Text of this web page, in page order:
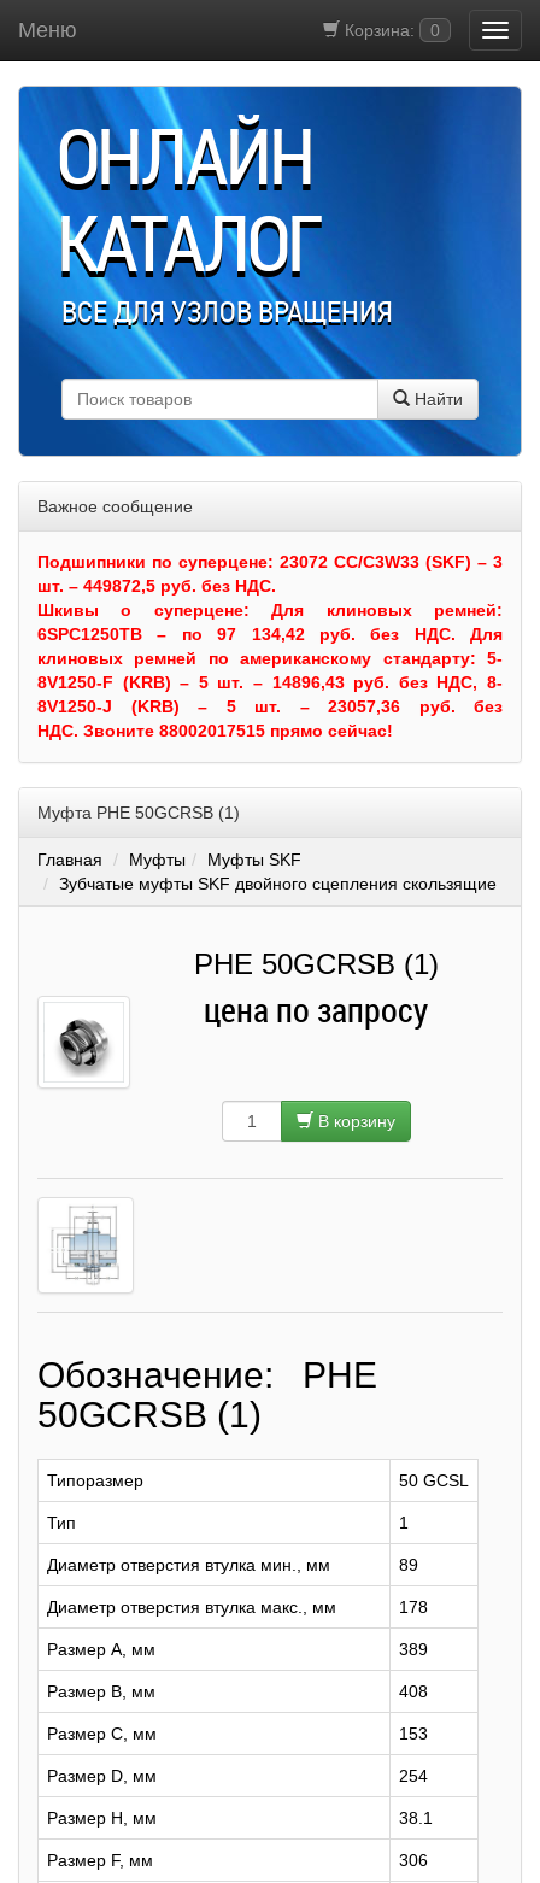
Корзина: 0
Меню
ОНЛАЙН
КАТАЛОГ
ВСЕ ДЛЯ УЗЛОВ ВРАЩЕНИЯ
Найти
Важное сообщение
Подшипники по суперцене: 23072 CC/C3W33 (SKF) – 3
шт. – 449872,5 руб. без НДС.
Шкивыо суперцене:Для клиновых ремней:
6SPC1250TB – по 97 134,42 руб. без НДС. Для
клиновых ремней по американскому стандарту: 5-
8V1250-F (KRB) – 5 шт. – 14896,43 руб. без НДС, 8-
8V1250-J (KRB) – 5 шт. – 23057,36 руб. без
НДС. Звоните 88002017515 прямо сейчас!
Муфта PHE 50GCRSB (1)
Главная Муфты
Муфты SKF
Зубчатые муфты SKF двойного сцепления скользящие
PHE 50GCRSB (1)
цена по запросу
В корзину
Обозначение: PHE
50GCRSB (1)
Типоразмер 50 GCSL
Тип 1
Диаметр отверстия втулка мин., мм 89
Диаметр отверстия втулка макс., мм 178
Размер A, мм 389
Размер B, мм 408
Размер C, мм 153
Размер D, мм 254
Размер H, мм 38.1
Размер F, мм 306